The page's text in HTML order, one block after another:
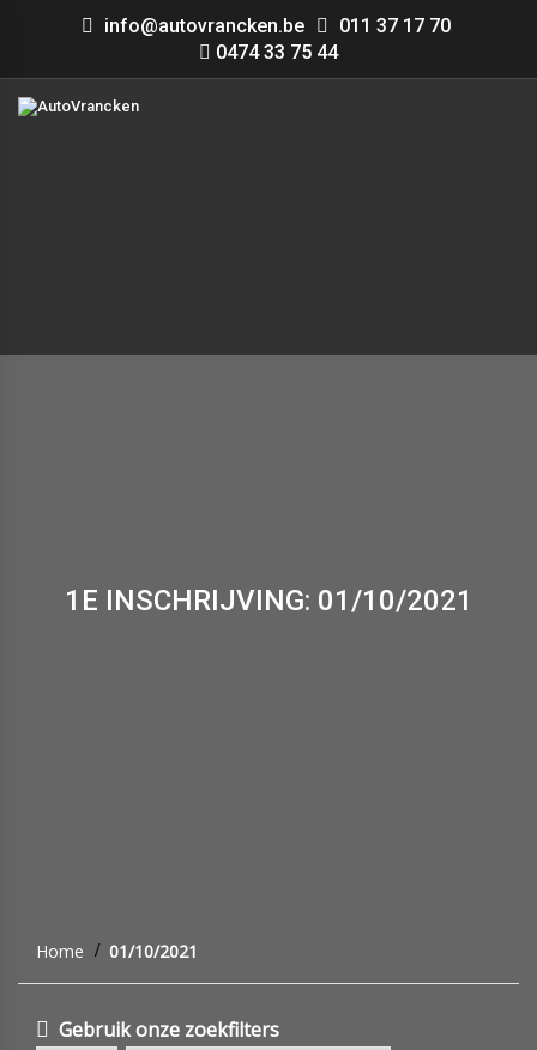
info@autovrancken.be
011 37 17 70
0474 33 75 44
1E INSCHRIJVING: 01/10/2021
Home 01/10/2021
Gebruik onze zoekfilters